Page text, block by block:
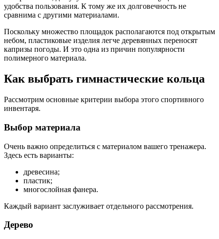
удобства пользования. К тому же их долговечность не
сравнима с другими материалами.
Поскольку множество площадок располагаются под открытым
небом, пластиковые изделия легче деревянных переносят
капризы погоды. И это одна из причин популярности
полимерного материала.
Как выбрать гимнастические кольца
Рассмотрим основные критерии выбора этого спортивного
инвентаря.
Выбор материала
Очень важно определиться с материалом вашего тренажера.
Здесь есть варианты:
древесина;
пластик;
многослойная фанера.
Каждый вариант заслуживает отдельного рассмотрения.
Дерево